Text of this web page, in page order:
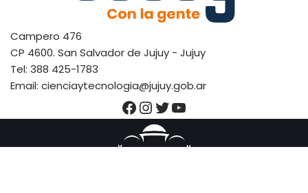
Campero 476
CP 4600. San Salvador de Jujuy - Jujuy
Tel: 388 425-1783
Email: cienciaytecnologia@jujuy.gob.ar